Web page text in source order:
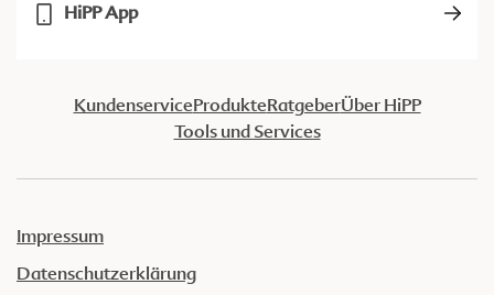
HiPP App
KundenserviceProdukteRatgeberÜber HiPP
Tools und Services
Impressum
Datenschutzerklärung